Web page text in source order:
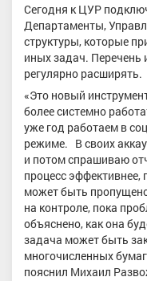
Сегодня к ЦУР
Департаменты,
структуры, которые
иных задач. Перечень
регулярно расширять.
«Это новый
более системно
уже год работаем в
режиме. В своих
и потом спрашиваю
процесс эффективнее,
может быть
на контроле, пока
объяснено, как она
задача может быть
многочисленных
пояснил Михаил